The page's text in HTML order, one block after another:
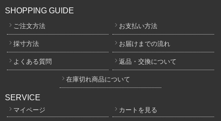
SHOPPING GUIDE
ご注文方法 お支払い方法
採寸方法 お届けまでの流れ
よくある質問 返品・交換について
在庫切れ商品について
SERVICE
マイページ カートを見る